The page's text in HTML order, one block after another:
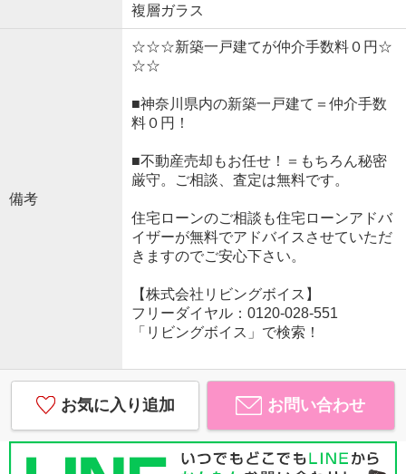
複層ガラス
備考
☆☆☆新築一戸建てが仲介手数料０円☆
☆☆
■神奈川県内の新築一戸建て＝仲介手数
料０円！
■不動産売却もお任せ！＝もちろん秘密
厳守。ご相談、査定は無料です。
住宅ローンのご相談も住宅ローンアドバ
イザーが無料でアドバイスさせていただ
きますのでご安心下さい。
【株式会社リビングボイス】
フリーダイヤル：0120-028-551
「リビングボイス」で検索！
お気に入り追加 お問い合わせ